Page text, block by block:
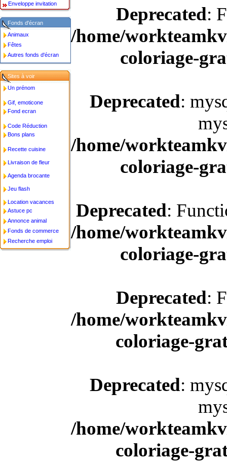
Deprecated:
/home/
coloriage-
Deprecated:
/home/
coloriage-
Deprecated:
/home/
coloriage-
Deprecated:
/home/
coloriage-
Deprecated:
/home/
coloriage-
Enveloppe invitation
Fonds d'écran
Animaux
Fêtes
Autres fonds d'écran
Sites à voir
Un prénom
Gif, emoticone
Fond ecran
Code Réduction
Bons plans
Recette cuisine
Livraison de fleur
Agenda brocante
Jeu flash
Location vacances
Astuce pc
Annonce animal
Fonds de commerce
Recherche emploi